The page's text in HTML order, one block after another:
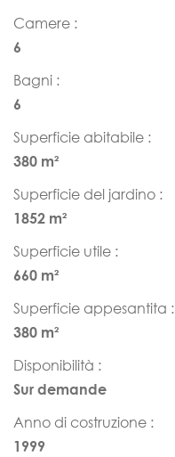
Camere :
6
Bagni :
6
Superficie abitabile :
380 m²
Superficie del jardino :
1852 m²
Superficie utile :
660 m²
Superficie appesantita :
380 m²
Disponibilità :
Sur demande
Anno di costruzione :
1999